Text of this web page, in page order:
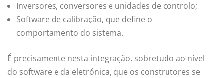
Inversores, conversores e unidades de controlo;
Software de calibração, que define o
comportamento do sistema.
É precisamente nesta integração, sobretudo ao nível
do software e da eletrónica, que os construtores se